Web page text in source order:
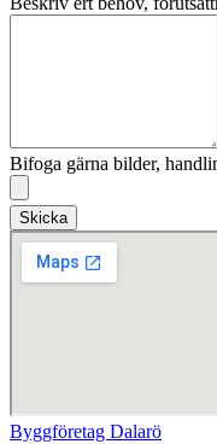
Bifoga gärna bilder,
Skicka
Byggföretag Dalarö